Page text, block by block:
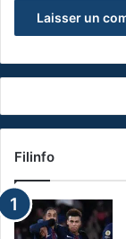
Filinfo